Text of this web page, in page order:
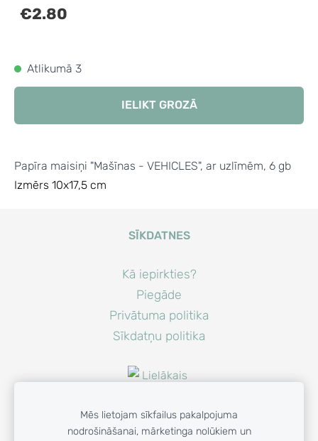
€2.80
Atlikumā 3
IELIKT GROZĀ
Papīra maisiņi "Mašīnas - VEHICLES", ar uzlīmēm, 6 gb
Izmērs 10x17,5 cm
SĪKDATNES
Kā iepirkties?
Piegāde
Privātuma politika
Sīkdatņu politika
Mēs lietojam sīkfailus pakalpojuma
nodrošināšanai, mārketinga nolūkiem un